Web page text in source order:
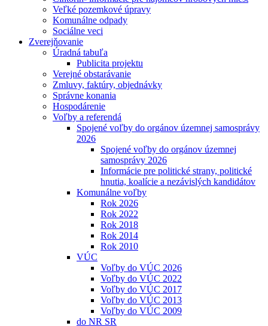
Veľké pozemkové úpravy
Komunálne odpady
Sociálne veci
Zverejňovanie
Úradná tabuľa
Publicita projektu
Verejné obstarávanie
Zmluvy, faktúry, objednávky
Správne konania
Hospodárenie
Voľby a referendá
Spojené voľby do orgánov územnej samosprávy
2026
Spojené voľby do orgánov územnej
samosprávy 2026
Informácie pre politické strany, politické
hnutia, koalície a nezávislých kandidátov
Komunálne voľby
Rok 2026
Rok 2022
Rok 2018
Rok 2014
Rok 2010
VÚC
Voľby do VÚC 2026
Voľby do VÚC 2022
Voľby do VÚC 2017
Voľby do VÚC 2013
Voľby do VÚC 2009
do NR SR